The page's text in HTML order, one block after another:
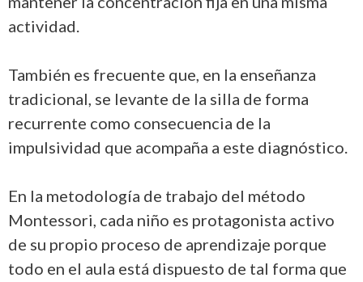
actividad.
También es frecuente que, en la enseñanza
tradicional, se levante de la silla de forma
recurrente como consecuencia de la
impulsividad que acompaña a este diagnóstico.
En la metodología de trabajo del método
Montessori, cada niño es protagonista activo
de su propio proceso de aprendizaje porque
todo en el aula está dispuesto de tal forma que